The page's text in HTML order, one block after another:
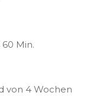
Min.
von 4 Wochen